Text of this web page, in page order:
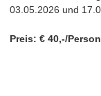
03.05.2026 und
Preis: € 40,-/Person